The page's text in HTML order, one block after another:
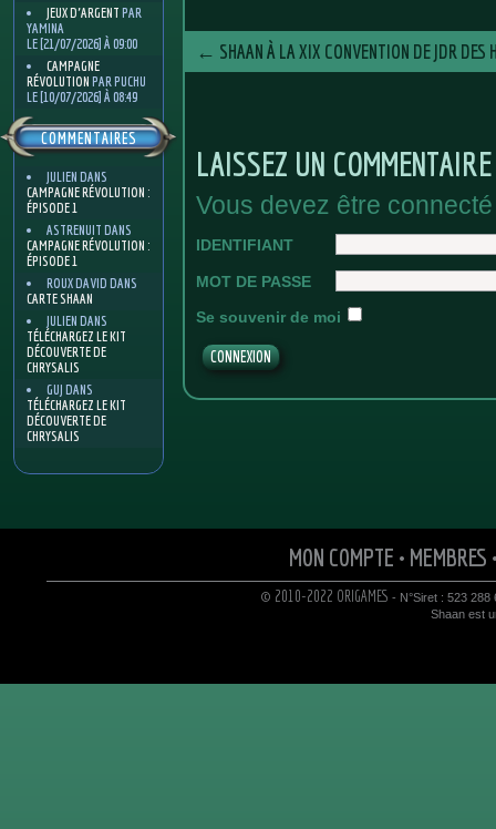
JEUX D'ARGENT PAR
YAMINA
LE [21/07/2026] À 09:00
CAMPAGNE
RÉVOLUTION PAR PUCHU
LE [10/07/2026] À 08:49
COMMENTAIRES
JULIEN DANS
CAMPAGNE RÉVOLUTION :
ÉPISODE 1
ASTRENUIT DANS
CAMPAGNE RÉVOLUTION :
ÉPISODE 1
ROUX DAVID DANS
CARTE SHAAN
JULIEN DANS
TÉLÉCHARGEZ LE KIT
DÉCOUVERTE DE
CHRYSALIS
GUJ DANS
TÉLÉCHARGEZ LE KIT
DÉCOUVERTE DE
CHRYSALIS
← SHAAN À LA XIX CONVENTION DE JDR
LAISSEZ UN COMMENTAIRE
Vous devez être
IDENTIFIANT
MOT DE PASSE
Se souvenir de moi
MON COMPTE • MEMBRES
© 2010-2022 ORIGAMES - N°Siret : 523 288
Shaan est